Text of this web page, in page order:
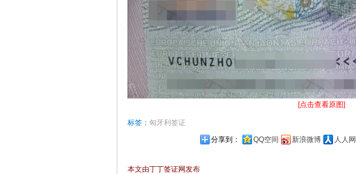
[点击查看原图]
标签： 匈牙利签证
分享到：
QQ空间 新浪微博 人人网
本文由丁丁签证网发布